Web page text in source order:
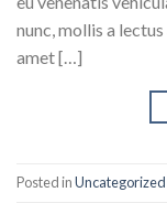
nunc, mollis a
amet […]
Posted inUncategorized